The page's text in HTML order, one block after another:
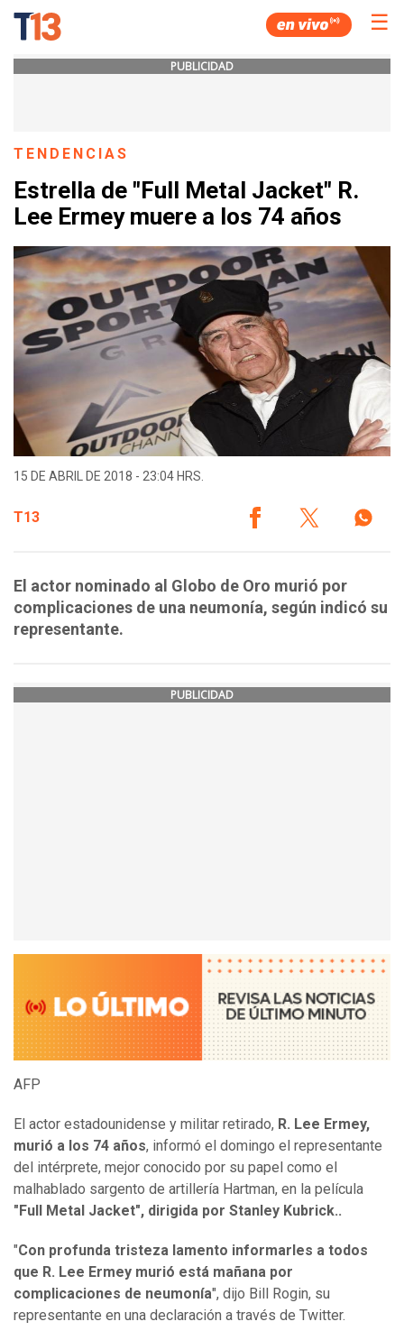
☰
PUBLICIDAD
TENDENCIAS
Estrella de "Full Metal Jacket" R.
Lee Ermey muere a los 74 años
15 DE ABRIL DE 2018 - 23:04 HRS.
T13
El actor nominado al Globo de Oro murió por
complicaciones de una neumonía, según indicó su
representante.
PUBLICIDAD
AFP
El actor estadounidense y militar retirado, R. Lee Ermey,
murió a los 74 años, informó el domingo el representante
del intérprete, mejor conocido por su papel como el
malhablado sargento de artillería Hartman, en la película
"Full Metal Jacket", dirigida por Stanley Kubrick..
"Con profunda tristeza lamento informarles a todos
que R. Lee Ermey murió está mañana por
complicaciones de neumonía", dijo Bill Rogin, su
representante en una declaración a través de Twitter.